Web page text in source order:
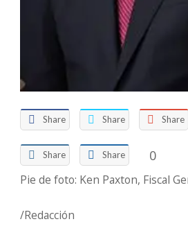
Share Share Share
Share Share 0
Pie de foto: Ken Paxton, Fiscal
/Redacción